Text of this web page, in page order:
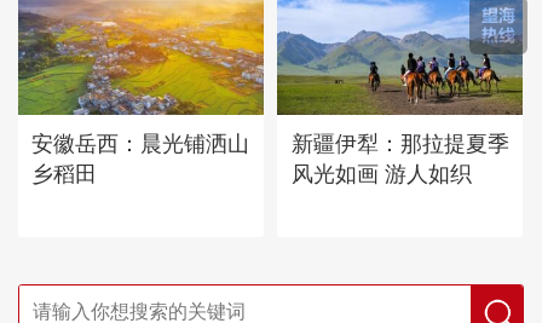
安徽岳西：晨光铺洒山
乡稻田
新疆伊犁：那拉提夏季
风光如画 游人如织